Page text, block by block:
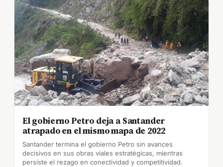
El gobierno Petro deja a Santander
atrapado en el mismo mapa de 2022
Santander termina el gobierno Petro sin avances
decisivos en sus obras viales estratégicas, mientras
persiste el rezago en conectividad y competitividad.